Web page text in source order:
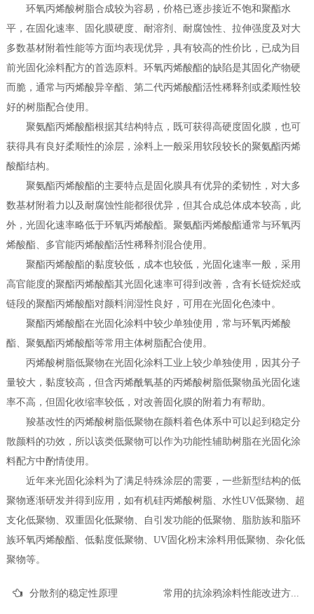
环氧丙烯酸树脂合成较为容易，价格已逐步接近不饱和聚酯水
平，在固化速率、固化膜硬度、耐溶剂、耐腐蚀性、拉伸强度及对大
多数基材附着性能等方面均表现优异，具有较高的性价比，已成为目
前光固化涂料配方的首选原料。环氧丙烯酸酯的缺陷是其固化产物硬
而脆，通常与丙烯酸异辛酯、第二代丙烯酸酯活性稀释剂或柔顺性较
好的树脂配合使用。
聚氨酯丙烯酸酯根据其结构特点，既可获得高硬度固化膜，也可
获得具有良好柔顺性的涂层，涂料上一般采用软段较长的聚氨酯丙烯
酸酯结构。
聚氨酯丙烯酸酯的主要特点是固化膜具有优异的柔韧性，对大多
数基材附着力以及耐腐蚀性能都很优异，但其合成总体成本较高，此
外，光固化速率略低于环氧丙烯酸酯。聚氨酯丙烯酸酯通常与环氧丙
烯酸酯、多官能丙烯酸酯活性稀释剂混合使用。
聚酯丙烯酸酯的黏度较低，成本也较低，光固化速率一般，采用
高官能度的聚酯丙烯酸酯其光固化速率可得到改善，含有长链烷烃或
链段的聚酯丙烯酸酯对颜料润湿性良好，可用在光固化色漆中。
聚酯丙烯酸酯在光固化涂料中较少单独使用，常与环氧丙烯酸
酯、聚氨酯丙烯酸酯等常用主体树脂配合使用。
丙烯酸树脂低聚物在光固化涂料工业上较少单独使用，因其分子
量较大，黏度较高，但含丙烯酰氧基的丙烯酸树脂低聚物虽光固化速
率不高，但固化收缩率较低，对改善固化膜的附着力有帮助。
羧基改性的丙烯酸树脂低聚物在颜料着色体系中可以起到稳定分
散颜料的功效，所以该类低聚物可以作为功能性辅助树脂在光固化涂
料配方中酌情使用。
近年来光固化涂料为了满足特殊涂层的需要，一些新型结构的低
聚物逐渐研发并得到应用，如有机硅丙烯酸树脂、水性UV低聚物、超
支化低聚物、双重固化低聚物、自引发功能的低聚物、脂肪族和脂环
族环氧丙烯酸酯、低黏度低聚物、UV固化粉末涂料用低聚物、杂化低
聚物等。
分散剂的稳定性原理 常用的抗涂鸦涂料性能改进方法（一）